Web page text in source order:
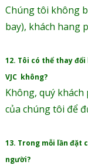
Chúng tôi không
bay), khách hang
12. Tôi có thể thay
VJC không?
Không, quý
của chúng tôi để
13. Trong mỗi lần đặt
người?